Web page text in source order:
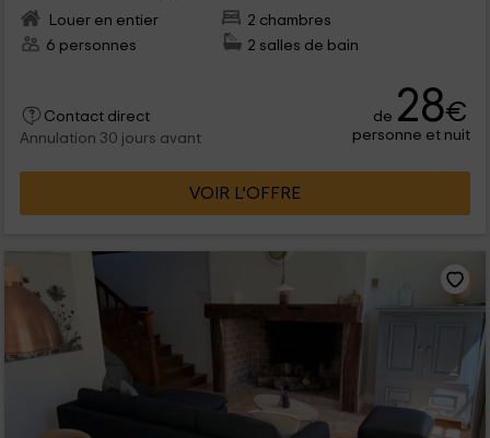
Louer en entier
2 chambres
6 personnes
2 salles de bain
Contact direct
Annulation 30 jours avant
de 28€
personne et nuit
VOIR L’OFFRE